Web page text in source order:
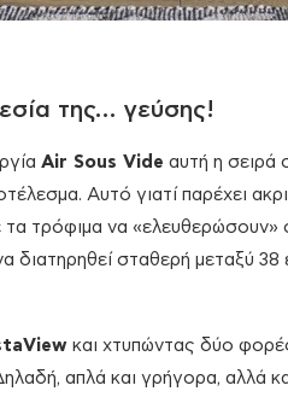
της… γεύσης!
Air Sous Vide αυτή η σειρά
Αυτό γιατί παρέχει
τρόφιμα να «ελευθερώσουν»
διατηρηθεί σταθερή μεταξύ
και χτυπώντας δύο
απλά και γρήγορα, αλλά